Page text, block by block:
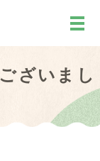
ざいまし